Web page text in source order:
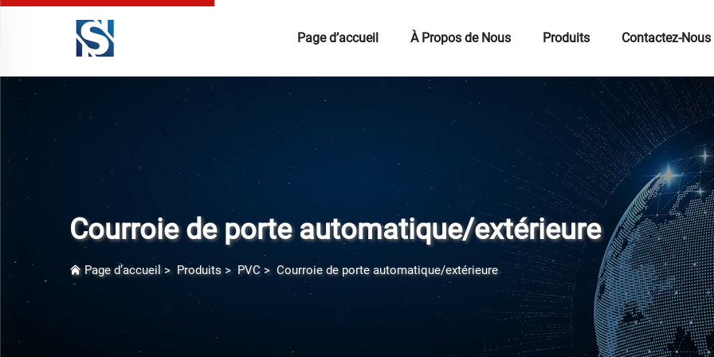
Page d’accueil À Propos de Nous Produits Contactez-Nous
Courroie de porte automatique/extérieure
Page d’accueil> Produits>PVC > Courroie de porte automatique/extérieure